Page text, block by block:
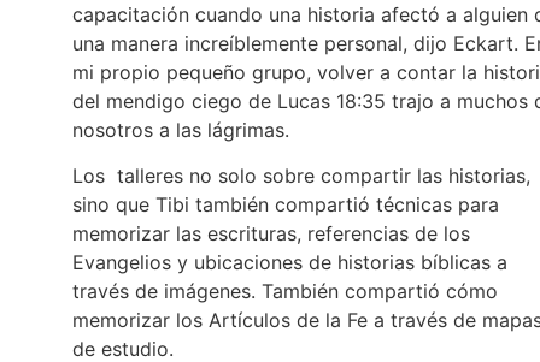
capacitación cuando una historia afectó a alguien
una manera increíblemente personal, dijo Eckart.
mi propio pequeño grupo, volver a contar la
del mendigo ciego de Lucas 18:35 trajo a muchos
nosotros a las lágrimas.
Los talleres no solo sobre compartir las historias,
sino que Tibi también compartió técnicas para
memorizar las escrituras, referencias de los
Evangelios y ubicaciones de historias bíblicas a
través de imágenes. También compartió cómo
memorizar los Artículos de la Fe a través de
de estudio.